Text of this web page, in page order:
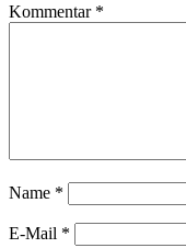
Kommentar *
Name *
E-Mail *